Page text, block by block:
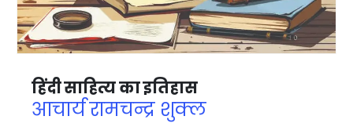
हिंदी साहित्य का इतिहास
आचार्य रामचन्द्र शुक्ल